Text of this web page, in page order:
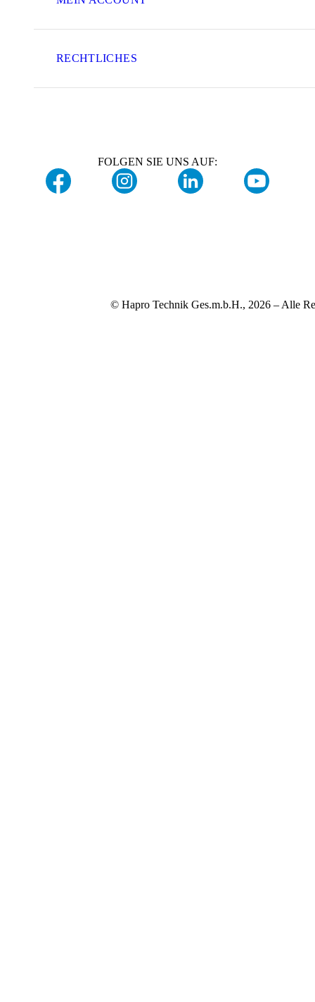
RECHTLICHES
FOLGEN SIE UNS AUF:
© Hapro Technik Ges.m.b.H., 2026 – Alle